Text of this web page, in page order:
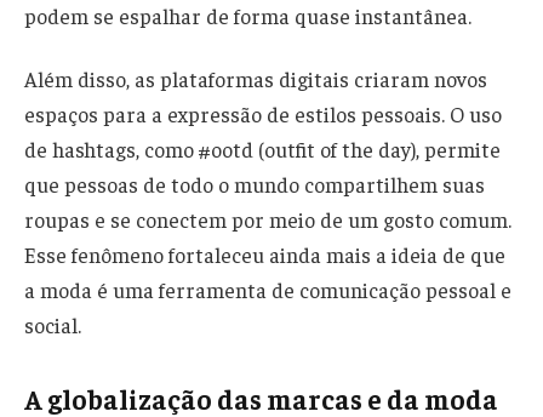
podem se espalhar de forma quase instantânea.
Além disso, as plataformas digitais criaram novos
espaços para a expressão de estilos pessoais. O uso
de hashtags, como #ootd (outfit of the day), permite
que pessoas de todo o mundo compartilhem suas
roupas e se conectem por meio de um gosto comum.
Esse fenômeno fortaleceu ainda mais a ideia de que
a moda é uma ferramenta de comunicação pessoal e
social.
A globalização das marcas e da moda